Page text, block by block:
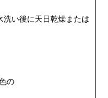
い後に天日乾燥または
の